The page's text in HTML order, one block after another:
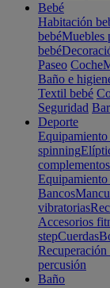
Bebé
Habitación
bebéMuebles
bebé
Paseo Coche
Baño e
Textil bebé
Seguridad
Deporte
spinning
complementos
Bancos
vibratorias
Accesorios
stepCuerdas
Recuperación
percusión
Baño